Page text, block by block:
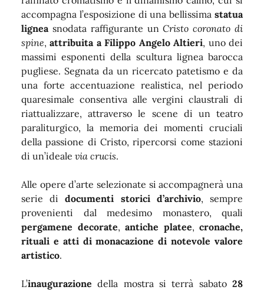
accompagna l’esposizione di una bellissima statua
lignea snodata raffigurante unCristo coronato di
spine,attribuita a Filippo Angelo Altieri, uno dei
massimi esponenti della scultura lignea barocca
pugliese. Segnata da un ricercato patetismo e da
una forte accentuazione realistica, nel periodo
quaresimale consentiva alle vergini claustrali di
riattualizzare, attraverso le scene di un teatro
paraliturgico, la memoria dei momenti cruciali
della passione di Cristo, ripercorsi come stazioni
di un’ideale via crucis.
Alle opere d’arte selezionate si accompagnerà una
serie didocumenti storici d’archivio, sempre
provenienti dal medesimo monastero, quali
pergamene decorate, antiche platee, cronache,
rituali e atti di monacazione di notevole valore
artistico.
L’inaugurazionedella mostra si terrà sabato28